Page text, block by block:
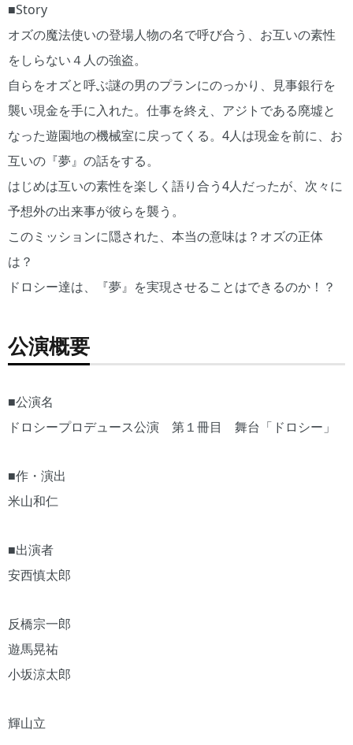
■Story
オズの魔法使いの登場人物の名で呼び合う、お互いの素性
をしらない４人の強盗。
自らをオズと呼ぶ謎の男のプランにのっかり、見事銀行を
襲い現金を手に入れた。仕事を終え、アジトである廃墟と
なった遊園地の機械室に戻ってくる。4人は現金を前に、お
互いの『夢』の話をする。
はじめは互いの素性を楽しく語り合う4人だったが、次々に
予想外の出来事が彼らを襲う。
このミッションに隠された、本当の意味は？オズの正体
は？
ドロシー達は、『夢』を実現させることはできるのか！？
公演概要
■公演名
ドロシープロデュース公演 第１冊目 舞台「ドロシー」
■作・演出
米山和仁
■出演者
安西慎太郎
反橋宗一郎
遊馬晃祐
小坂涼太郎
輝山立